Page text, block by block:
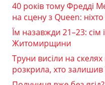
40 років тому Фредді
на сцену з Queen:
Їм назавжди 21–23: сім
Житомирщини
Труни висіли на
розкрила, хто залишив